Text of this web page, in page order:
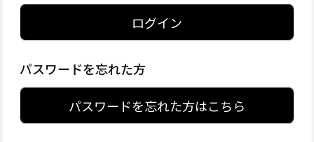
ログイン
パスワードを忘れた方
パスワードを忘れた方はこちら